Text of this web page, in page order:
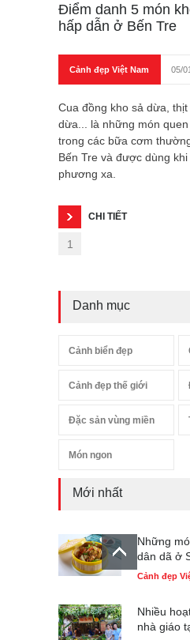
Điểm danh 5 món
hấp dẫn ở Bến Tre
Cảnh đẹp Việt Nam 05/
Cua đồng kho sả dừa,
dừa... là những món
trong các bữa cơm
Bến Tre và được dùng
phương xa.
CHI TIẾT
1
Danh mục
Cảnh biển đẹp
Cảnh đẹp thế giới
Đặc sản vùng miền
Món ngon
Mới nhất
Những
dân dã ở
Cảnh đẹp
Nhiều
nhà giáo